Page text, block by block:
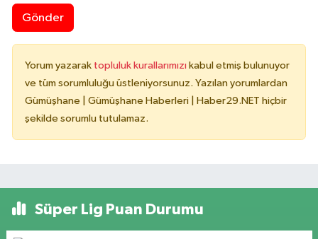
Gönder
Yorum yazarak topluluk kurallarımızı kabul etmiş bulunuyor
ve tüm sorumluluğu üstleniyorsunuz. Yazılan yorumlardan
Gümüşhane | Gümüşhane Haberleri | Haber29.NET hiçbir
şekilde sorumlu tutulamaz.
Süper Lig Puan Durumu